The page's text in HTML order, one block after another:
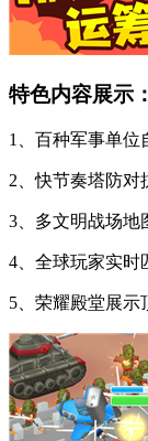
特色内容展示：
1、百种军事单位
2、快节奏塔防对
3、多文明战场地
4、全球玩家实时
5、荣耀殿堂展示